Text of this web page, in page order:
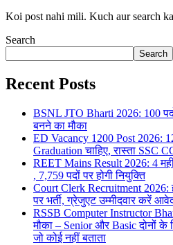
Koi post nahi mili. Kuch aur search
Search
Search
Recent Posts
BSNL JTO Bharti 2026: 100
बनने का मौका
ED Vacancy 1200 Post 2026:
Graduation चाहिए, रास्ता SSC
REET Mains Result 2026: 4
, 7,759 पदों पर होगी नियुक्ति
Court Clerk Recruitment 2026:
पर भर्ती, ग्रेजुएट उम्मीदवार करें
RSSB Computer Instructor
मौका – Senior और Basic दोनों के
जो कोई नहीं बताता